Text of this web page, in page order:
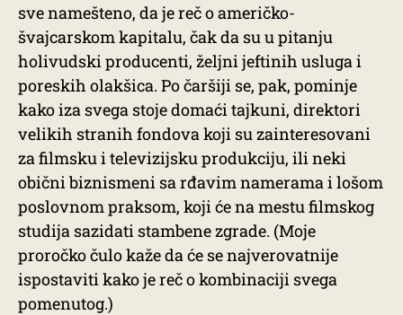
sve namešteno, da je reč o američko-
švajcarskom kapitalu, čak da su u pitanju
holivudski producenti, željni jeftinih usluga i
poreskih olakšica. Po čaršiji se, pak, pominje
kako iza svega stoje domaći tajkuni, direktori
velikih stranih fondova koji su zainteresovani
za filmsku i televizijsku produkciju, ili neki
obični biznismeni sa rđavim namerama i lošom
poslovnom praksom, koji će na mestu filmskog
studija sazidati stambene zgrade. (Moje
proročko čulo kaže da će se najverovatnije
ispostaviti kako je reč o kombinaciji svega
pomenutog.)